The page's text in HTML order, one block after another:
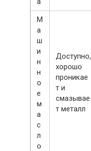
М
а
ш
и
н
н
о
е
м
а
с
л
о
Доступно,
хорошо
проникае
т и
смазывае
т металл